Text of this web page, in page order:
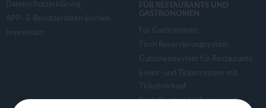
Datenschutzerklärung
APP- & Benutzerdaten löschen
Impressum
FÜR RESTAURANTS UND
GASTRONOMEN
Für Gastronomen
Tisch Reservierungsystem
Gutscheinsystem für Restaurants
Event- und Ticketsystem mit
Ticketverkauf
Bestellsystem Lieferung und